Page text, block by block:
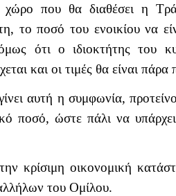
που θα διαθέσει η
το ποσό του ενοικίου να
ότι ο ιδιοκτήτης του
και οι τιμές θα είναι πάρα
αυτή η συμφωνία,
ποσό, ώστε πάλι να
κρίσιμη οικονομική
του Ομίλου.